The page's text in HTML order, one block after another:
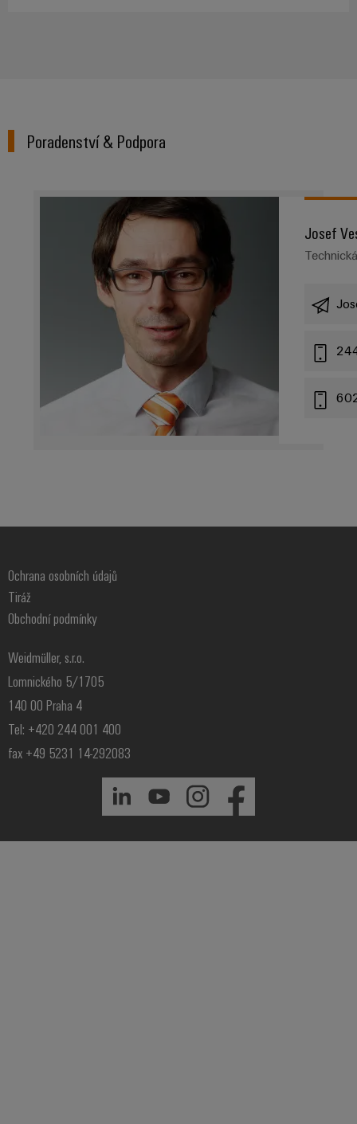
Poradenství & Podpora
Josef
Ochrana osobních údajů
Tiráž
Obchodní podmínky
Weidmüller, s.r.o.
Lomnického 5/1705
140 00 Praha 4
Tel: +420 244 001 400
fax +49 5231 14-292083